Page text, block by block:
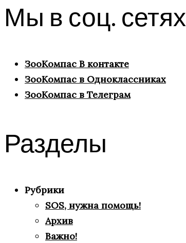
Мы в соц. сетях
ЗооКомпас В контакте
ЗооКомпас в Одноклассниках
ЗооКомпас в Телеграм
Разделы
Рубрики
SOS, нужна помощь!
Архив
Важно!